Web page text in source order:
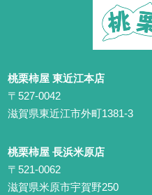
桃栗柿屋 東近江本店
〒527-0042
滋賀県東近江市外町1381-3
桃栗柿屋 長浜米原店
〒521-0062
滋賀県米原市宇賀野250